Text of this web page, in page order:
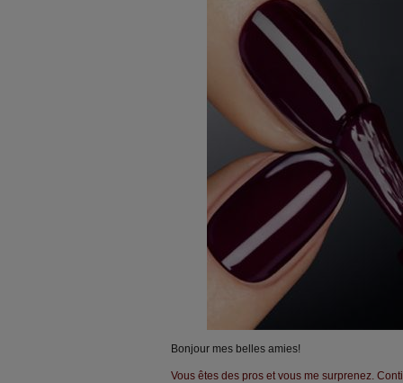
Bonjour mes belles amies!
Vous êtes des pros et vous me surprenez.